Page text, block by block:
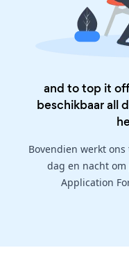
and to top it
beschikbaar all
Bovendien werkt
dag en nacht
Application